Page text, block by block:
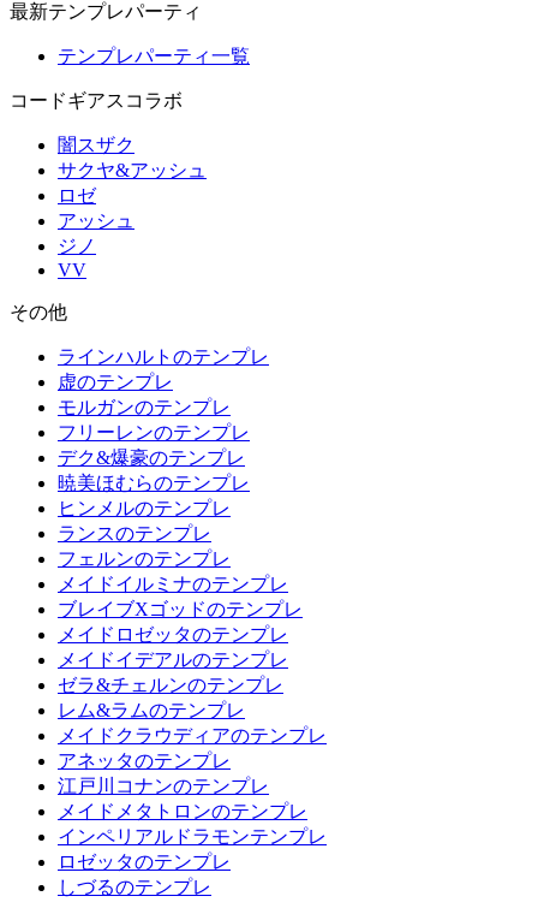
最新テンプレパーティ
テンプレパーティ一覧
コードギアスコラボ
闇スザク
サクヤ&アッシュ
ロゼ
アッシュ
ジノ
VV
その他
ラインハルトのテンプレ
虚のテンプレ
モルガンのテンプレ
フリーレンのテンプレ
デク&爆豪のテンプレ
暁美ほむらのテンプレ
ヒンメルのテンプレ
ランスのテンプレ
フェルンのテンプレ
メイドイルミナのテンプレ
ブレイブXゴッドのテンプレ
メイドロゼッタのテンプレ
メイドイデアルのテンプレ
ゼラ&チェルンのテンプレ
レム&ラムのテンプレ
メイドクラウディアのテンプレ
アネッタのテンプレ
江戸川コナンのテンプレ
メイドメタトロンのテンプレ
インペリアルドラモンテンプレ
ロゼッタのテンプレ
しづるのテンプレ